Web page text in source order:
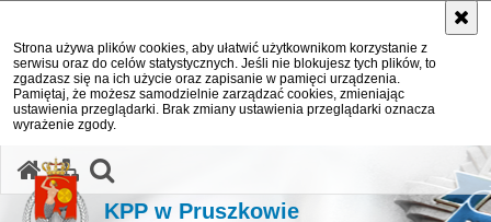
Strona używa plików cookies, aby ułatwić użytkownikom korzystanie z
serwisu oraz do celów statystycznych. Jeśli nie blokujesz tych plików, to
zgadzasz się na ich użycie oraz zapisanie w pamięci urządzenia.
Pamiętaj, że możesz samodzielnie zarządzać cookies, zmieniając
ustawienia przeglądarki. Brak zmiany ustawienia przeglądarki oznacza
wyrażenie zgody.
KPP w Pruszkowie